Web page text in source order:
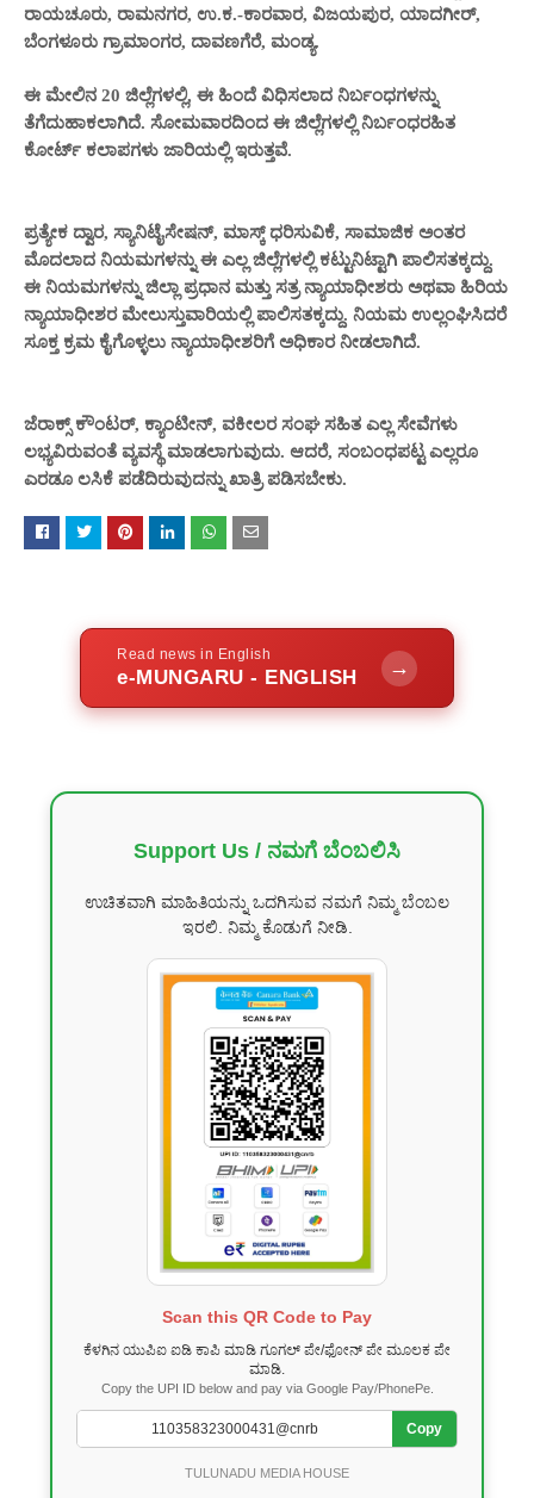
ರಾಯಚೂರು, ರಾಮನಗರ, ಉ.ಕ.-ಕಾರವಾರ, ವಿಜಯಪುರ, ಯಾದಗೀರ್,
ಬೆಂಗಳೂರು ಗ್ರಾಮಾಂಗರ, ದಾವಣಗೆರೆ, ಮಂಡ್ಯ.
ಈ ಮೇಲಿನ 20 ಜಿಲ್ಲೆಗಳಲ್ಲಿ, ಈ ಹಿಂದೆ ವಿಧಿಸಲಾದ ನಿರ್ಬಂಧಗಳನ್ನು
ತೆಗೆದುಹಾಕಲಾಗಿದೆ. ಸೋಮವಾರದಿಂದ ಈ ಜಿಲ್ಲೆಗಳಲ್ಲಿ ನಿರ್ಬಂಧರಹಿತ
ಕೋರ್ಟ್ ಕಲಾಪಗಳು ಜಾರಿಯಲ್ಲಿ ಇರುತ್ತವೆ.
ಪ್ರತ್ಯೇಕ ದ್ವಾರ, ಸ್ಯಾನಿಟೈಸೇಷನ್, ಮಾಸ್ಕ್ ಧರಿಸುವಿಕೆ, ಸಾಮಾಜಿಕ ಅಂತರ
ಮೊದಲಾದ ನಿಯಮಗಳನ್ನು ಈ ಎಲ್ಲ ಜಿಲ್ಲೆಗಳಲ್ಲಿ ಕಟ್ಟುನಿಟ್ಟಾಗಿ ಪಾಲಿಸತಕ್ಕದ್ದು.
ಈ ನಿಯಮಗಳನ್ನು ಜಿಲ್ಲಾ ಪ್ರಧಾನ ಮತ್ತು ಸತ್ರ ನ್ಯಾಯಾಧೀಶರು ಅಥವಾ ಹಿರಿಯ
ನ್ಯಾಯಾಧೀಶರ ಮೇಲುಸ್ತುವಾರಿಯಲ್ಲಿ ಪಾಲಿಸತಕ್ಕದ್ದು. ನಿಯಮ ಉಲ್ಲಂಘಿಸಿದರೆ
ಸೂಕ್ತ ಕ್ರಮ ಕೈಗೊಳ್ಳಲು ನ್ಯಾಯಾಧೀಶರಿಗೆ ಅಧಿಕಾರ ನೀಡಲಾಗಿದೆ.
ಜೆರಾಕ್ಸ್ ಕೌಂಟರ್, ಕ್ಯಾಂಟೀನ್, ವಕೀಲರ ಸಂಘ ಸಹಿತ ಎಲ್ಲ ಸೇವೆಗಳು
ಲಭ್ಯವಿರುವಂತೆ ವ್ಯವಸ್ಥೆ ಮಾಡಲಾಗುವುದು. ಆದರೆ, ಸಂಬಂಧಪಟ್ಟ ಎಲ್ಲರೂ
ಎರಡೂ ಲಸಿಕೆ ಪಡೆದಿರುವುದನ್ನು ಖಾತ್ರಿ ಪಡಿಸಬೇಕು.
Read news in English
e-MUNGARU - ENGLISH →
Support Us / ನಮಗೆ ಬೆಂಬಲಿಸಿ
ಉಚಿತವಾಗಿ ಮಾಹಿತಿಯನ್ನು ಒದಗಿಸುವ ನಮಗೆ ನಿಮ್ಮ ಬೆಂಬಲ
ಇರಲಿ. ನಿಮ್ಮ ಕೊಡುಗೆ ನೀಡಿ.
Scan this QR Code to Pay
ಕೆಳಗಿನ ಯುಪಿಐ ಐಡಿ ಕಾಪಿ ಮಾಡಿ ಗೂಗಲ್ ಪೇ/ಫೋನ್ ಪೇ ಮೂಲಕ ಪೇ
ಮಾಡಿ.
Copy the UPI ID below and pay via Google Pay/PhonePe.
Copy
TULUNADU MEDIA HOUSE